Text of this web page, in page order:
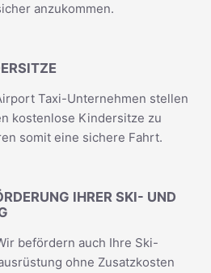
anzukommen.
Taxi-Unternehmen stellen
kostenlose Kindersitze zu
somit eine sichere Fahrt.
IHRER SKI- UND
befördern auch Ihre Ski-
ohne Zusatzkosten